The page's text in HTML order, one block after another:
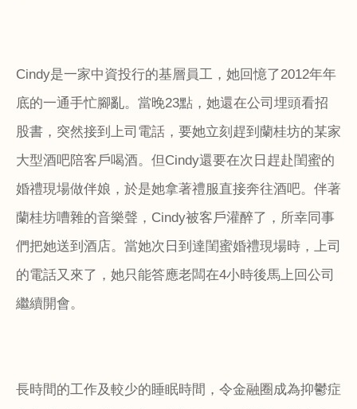
Cindy是一家中資投行的基層員工，她回憶了2012年年
底的一通手忙腳亂。當晚23點，她還在公司埋頭看招
股書，突然接到上司電話，要她立刻趕到蘭桂坊的某家
大型酒吧陪客戶喝酒。但Cindy還要在次日趕赴閨蜜的
婚禮現場做伴娘，於是她拿著禮服直接奔往酒吧。伴著
蘭桂坊嘈雜的音樂聲， Cindy被客戶灌醉了，所幸同事
們把她送到酒店。當她次日到達閨蜜婚禮現場時，上司
的電話又來了，她只能答應老闆在4小時後馬上回公司
繼續開會。
長時間的工作及較少的睡眠時間，令金融圈成為抑鬱症